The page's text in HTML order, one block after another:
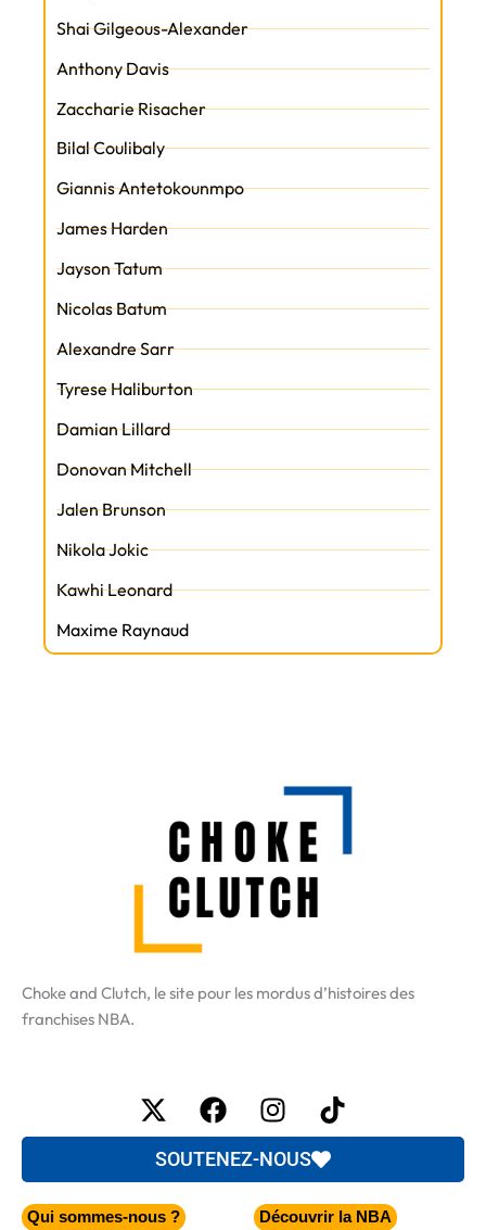
Shai Gilgeous-Alexander
Anthony Davis
Zaccharie Risacher
Bilal Coulibaly
Giannis Antetokounmpo
James Harden
Jayson Tatum
Nicolas Batum
Alexandre Sarr
Tyrese Haliburton
Damian Lillard
Donovan Mitchell
Jalen Brunson
Nikola Jokic
Kawhi Leonard
Maxime Raynaud
Choke and Clutch, le site pour les mordus d’histoires des
franchises NBA.
X-
twitter
FacebookInstagram
Tiktok
SOUTENEZ-NOUS
Qui sommes-nous ? Découvrir la NBA